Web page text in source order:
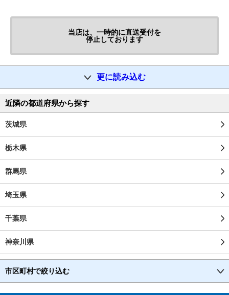
当店は、一時的に直送受付を
停止しております
更に読み込む
近隣の都道府県から探す
茨城県
栃木県
群馬県
埼玉県
千葉県
神奈川県
市区町村で絞り込む